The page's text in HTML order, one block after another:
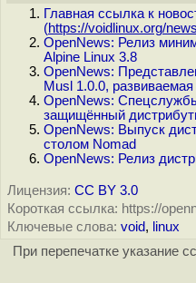
Главная ссылка к
(https://voidlinux.org/
OpenNews: Релиз
Alpine Linux 3.8
OpenNews:
Musl 1.0.0,
OpenNews:
защищённый
OpenNews: Выпуск
столом Nomad
OpenNews: Релиз
Лицензия: CC BY 3.0
Короткая ссылка: https://
Ключевые слова: void, linux
При перепечатке указание